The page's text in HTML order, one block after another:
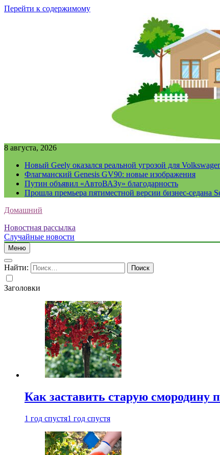
Перейти к содержимому
8 августа, 2026
Новый Geely оказался реальной угрозой для
Флагманский Genesis GV90: новые изображения
Путин объявил «АвтоВАЗу» благодарность
Прошла премьера пятиместной версии бизнес-седана
Домашний
Новостная рассылка
Случайные новости
Меню
Найти:
Заголовки
Как заставить старую смородину
1 год спустя1 год спустя